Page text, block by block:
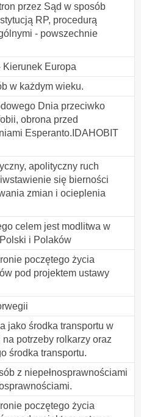
przez Sąd w sposób
RP, procedurą
- powszechnie
Kierunek Europa
w każdym wieku.
Dnia przeciwko
obrona przed
Esperanto.IDAHOBIT
apolityczny ruch
się bierności
zmian i ocieplenia
celem jest modlitwa w
i Polaków
poczętego życia
pod projektem ustawy
jako środka transportu w
potrzeby rolkarzy oraz
środka transportu.
z niepełnosprawnościami
poczętego życia